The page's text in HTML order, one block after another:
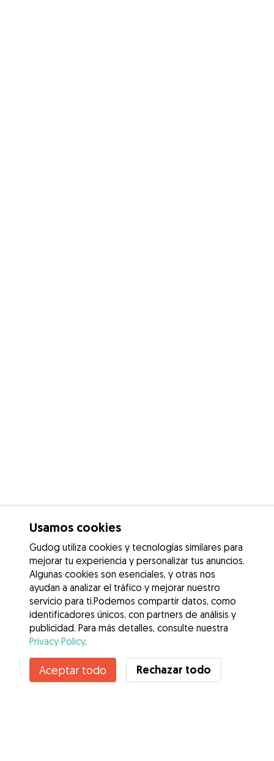
Usamos cookies
Gudog utiliza cookies y tecnologías similares para
mejorar tu experiencia y personalizar tus anuncios.
Algunas cookies son esenciales, y otras nos
ayudan a analizar el tráfico y mejorar nuestro
servicio para ti.Podemos compartir datos, como
identificadores únicos, con partners de análisis y
publicidad. Para más detalles, consulte nuestra
Privacy Policy.
Aceptar todo Rechazar todo